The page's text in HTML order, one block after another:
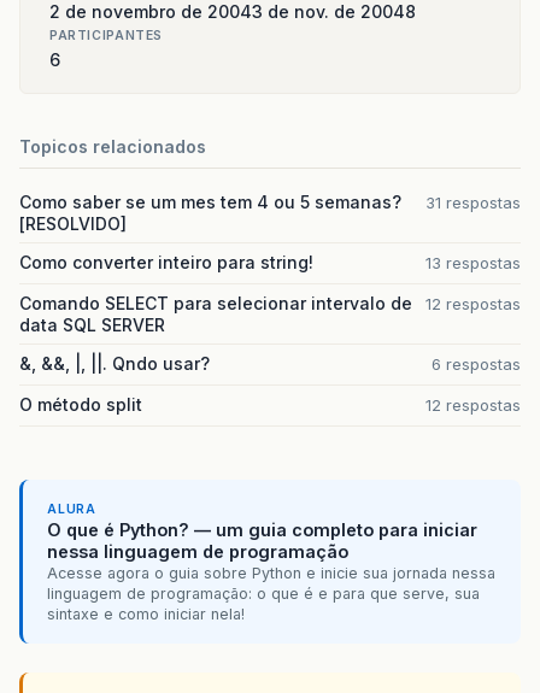
2 de novembro de 20043 de nov. de 20048
PARTICIPANTES
6
Topicos relacionados
Como saber se um mes tem 4 ou 5 semanas?
[RESOLVIDO]
31 respostas
Como converter inteiro para string! 13 respostas
Comando SELECT para selecionar intervalo de
data SQL SERVER
12 respostas
&, &&, |, ||. Qndo usar? 6 respostas
O método split 12 respostas
ALURA
O que é Python? — um guia completo para iniciar
nessa linguagem de programação
Acesse agora o guia sobre Python e inicie sua jornada nessa
linguagem de programação: o que é e para que serve, sua
sintaxe e como iniciar nela!